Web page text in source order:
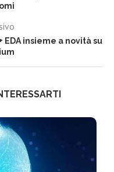
EDA insieme a novità su